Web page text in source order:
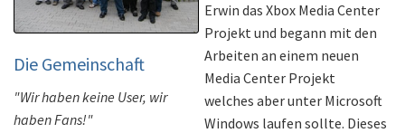
Die Gemeinschaft
"Wir haben keine User, wir
haben Fans!"
Erwin das Xbox Media Center
Projekt und begann mit den
Arbeiten an einem neuen
Media Center Projekt
welches aber unter Microsoft
Windows laufen sollte. Dieses